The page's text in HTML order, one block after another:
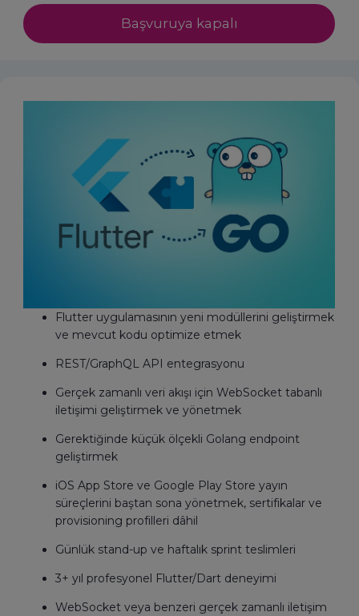
Başvuruya kapalı
Flutter uygulamasının yeni modüllerini geliştirmek
ve mevcut kodu optimize etmek
REST/GraphQL API entegrasyonu
Gerçek zamanlı veri akışı için WebSocket tabanlı
iletişimi geliştirmek ve yönetmek
Gerektiğinde küçük ölçekli Golang endpoint
geliştirmek
iOS App Store ve Google Play Store yayın
süreçlerini baştan sona yönetmek, sertifikalar ve
provisioning profilleri dâhil
Günlük stand-up ve haftalık sprint teslimleri
3+ yıl profesyonel Flutter/Dart deneyimi
WebSocket veya benzeri gerçek zamanlı iletişim